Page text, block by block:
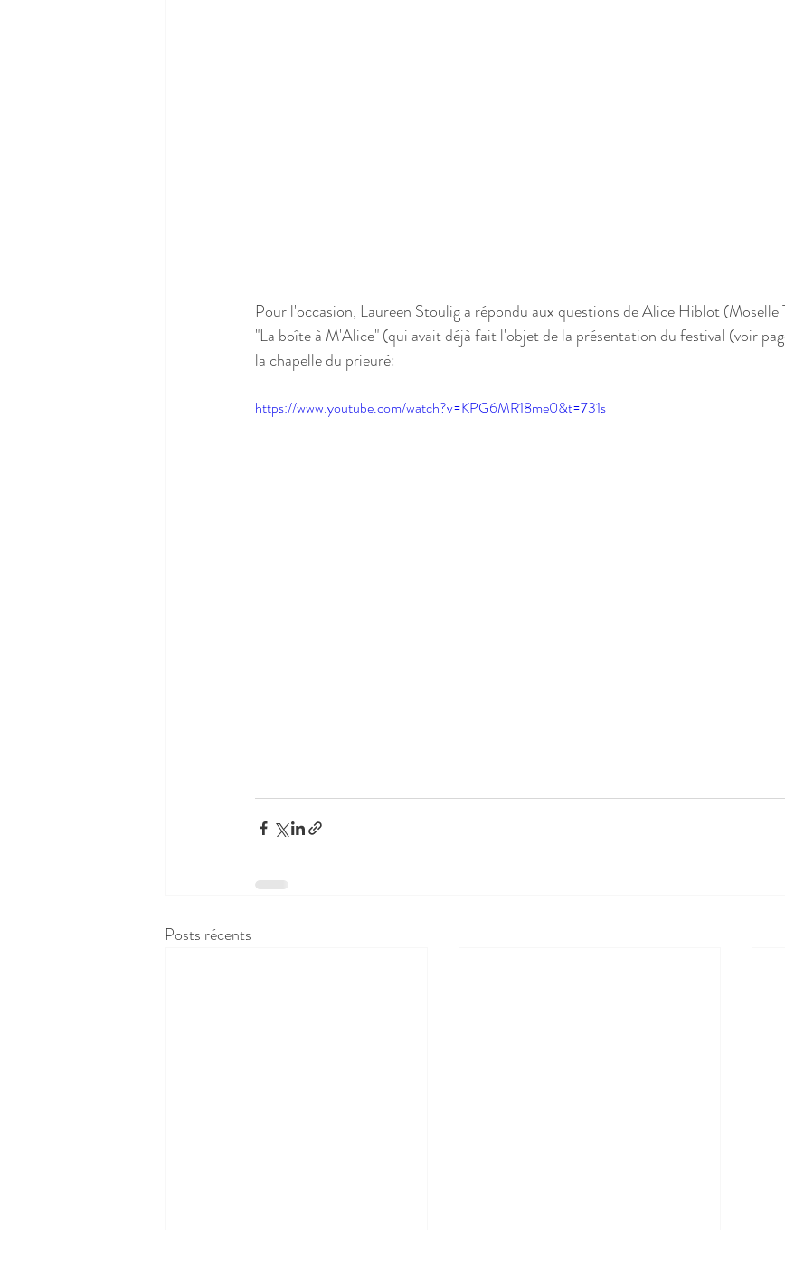
Pour l'occasion, Laureen Stoulig a répondu aux questions de Alice Hiblot
"La boîte à M'Alice" (qui avait déjà fait l'objet de la présentation du festival (voir
la chapelle du prieuré:
https://www.youtube.com/watch?v=KPG6MR18me0&t=731s
Posts récents